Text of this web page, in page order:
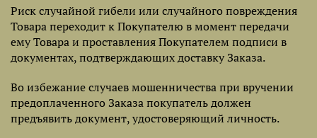
Риск случайной гибели или случайного повреждения
Товара переходит к Покупателю в момент передачи
ему Товара и проставления Покупателем подписи в
документах, подтверждающих доставку Заказа.
Во избежание случаев мошенничества при вручении
предоплаченного Заказа покупатель должен
предъявить документ, удостоверяющий личность.